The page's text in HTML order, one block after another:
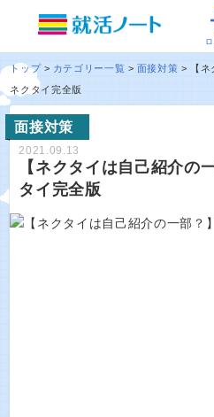
トップ カテゴリー一覧 面接対策
【
ネクタイ完全版
面接対策
2021.09.13
【ネクタイは自己紹介の
タイ完全版